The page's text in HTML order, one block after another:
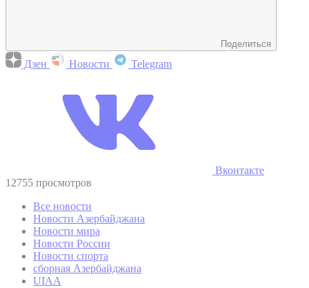
Поделиться
Дзен Новости Telegram
Вконтакте
12755 просмотров
Все новости
Новости Азербайджана
Новости мира
Новости России
Новости спорта
сборная Азербайджана
UIAA